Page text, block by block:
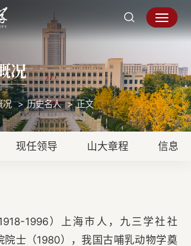
况
况 历史名人 正文
现任领导 山大章程 信息
1996）上海市人，九三学社社
院士（1980），我国古哺乳动物学奠